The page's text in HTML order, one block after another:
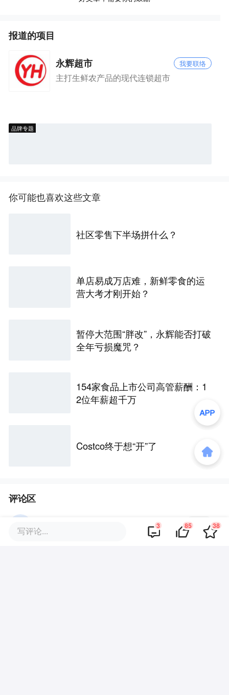
报道的项目
永辉超市 我要联络
主打生鲜农产品的现代连锁超市
品牌专题
你可能也喜欢这些文章
社区零售下半场拼什么？
单店易成万店难，新鲜零食的运
营大考才刚开始？
暂停大范围“胖改”，永辉能否打破
全年亏损魔咒？
154家食品上市公司高管薪酬：1
2位年薪超千万
Costco终于想“开”了
评论区
回复
都知道调改的核心是涨薪让员工热爱工
写评论... 3 85 38